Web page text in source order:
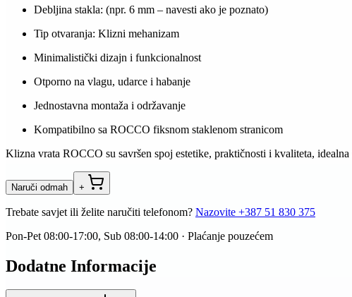
Debljina stakla: (npr. 6 mm – navesti ako je poznato)
Tip otvaranja: Klizni mehanizam
Minimalistički dizajn i funkcionalnost
Otporno na vlagu, udarce i habanje
Jednostavna montaža i održavanje
Kompatibilno sa ROCCO fiksnom staklenom stranicom
Klizna vrata ROCCO su savršen spoj estetike, praktičnosti i kvaliteta,
Naruči odmah +
Trebate savjet ili želite naručiti telefonom? Nazovite +387 51 830 375
Pon-Pet 08:00-17:00, Sub 08:00-14:00 · Plaćanje pouzećem
Dodatne Informacije